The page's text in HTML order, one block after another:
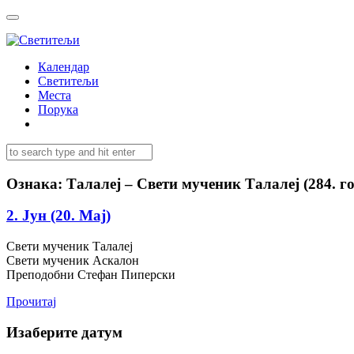
Календар
Светитељи
Места
Порука
Ознака: Талалеј – Свети мученик Талалеј (284.
2. Јун (20. Мај)
Свети мученик Талалеј
Свети мученик Аскалон
Преподобни Стефан Пиперски
Прочитај
Изаберите датум